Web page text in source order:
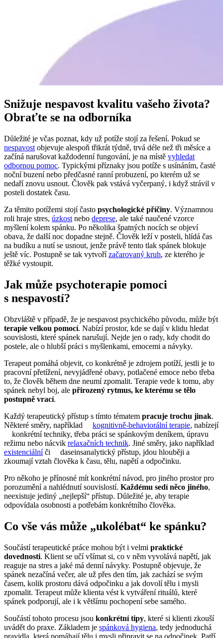
Snižuje nespavost kvalitu vašeho života?
Obraťte se na odborníka
Důležité je včas poznat, kdy už potíže stojí za řešení. Pokud se
nespavost objevuje alespoň třikrát týdně, trvá déle než tři měsíce a
začíná narušovat každodenní fungování, je na místě vyhledat
odbornou pomoc. Typickými příznaky jsou potíže s usínáním, časté
noční buzení nebo předčasné ranní probuzení, po kterém už se
nedaří znovu usnout. Člověk pak vstává vyčerpaný, i když strávil v
posteli dostatek času.
Za těmito potížemi stojí často psychologické příčiny. Významnou
roli hraje stres, úzkost nebo deprese, ale také naučené vzorce
myšlení kolem spánku. Po několika špatných nocích se objeví
obava, že další noc dopadne stejně. Člověk leží v posteli, hlídá čas
na budíku a nutí se usnout, jenže právě tento tlak spánek blokuje
ještě víc. Postupně se tak vytvořízačarovaný kruh, ze kterého je
těžké vystoupit.
Jak může psychoterapie pomoci
s nespavostí?
Obzvláště v případě, že je nespavost psychického původu, může být
terapie velkou pomocí. Nabízí prostor, kde se dají v klidu hledat
souvislosti, které spánek narušují. Nejde jen o rady, kdy chodit do
postele, ale o hlubší práci s myšlenkami, emocemi a návyky.
Terapeut pomáhá objevit, co konkrétně je zdrojem potíží, jestli je to
pracovní přetížení, nevyjádřené obavy, potlačené emoce nebo třeba
to, že člověk během dne neumí zpomalit. Terapie vede k tomu, aby
spánek nebyl boj, ale přirozený rytmus, ke kterému se tělo
postupně vrací.
Každý terapeutický přístup s tímto tématem pracuje trochu jinak.
Některé směry, například kognitivně-behaviorální terapie, nabízejí
konkrétní techniky, třeba práci se spánkovým deníkem, úpravu
režimu nebo nácvik relaxačních technik. Jiné směry, jako například
existenciálníči daseinsanalytický přístup, jdou hlouběji a
zkoumají vztah člověka k času, tělu, napětí a odpočinku.
Pro někoho je přínosné mít konkrétní návod, pro jiného prostor pro
porozumění a nahlédnutí souvislostí. Každému sedí něco jiného,
neexistuje jediný „nejlepší“ přístup. Důležité je, aby terapie
odpovídala osobnosti a potřebám konkrétního člověka.
Co vše vás může „ukolébat“ ke spánku?
Součástí terapeutické práce mohou být i velmi praktické
dovednosti. Klient se učí všímat si, co v něm vyvolává napětí, jak
reaguje na stres a jaké má denní návyky. Postupně objevuje, že
spánek nezačíná večer, ale už přes den tím, jak zachází se svým
časem, kolik prostoru dává odpočinku a jak dovolí tělu i mysli
zpomalit. Terapeut může klienta vést k vytváření rituálů, které
spánek podporují, ale i k většímu pochopení sebe samého.
Součástí tohoto procesu jsou konkrétní tipy, které si klienti zkouší
uvádět do praxe. Základem je spánková hygiena, tedy jednoduchá
pravidla, která pomáhají tělu i mysli připravit se na odpočinek. Patří